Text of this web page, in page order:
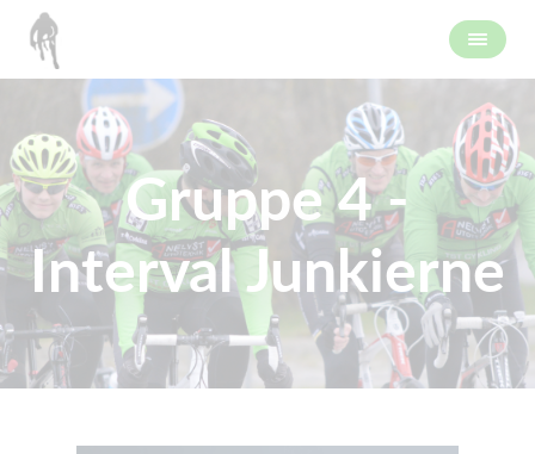
Gruppe 4 -
Interval Junkierne